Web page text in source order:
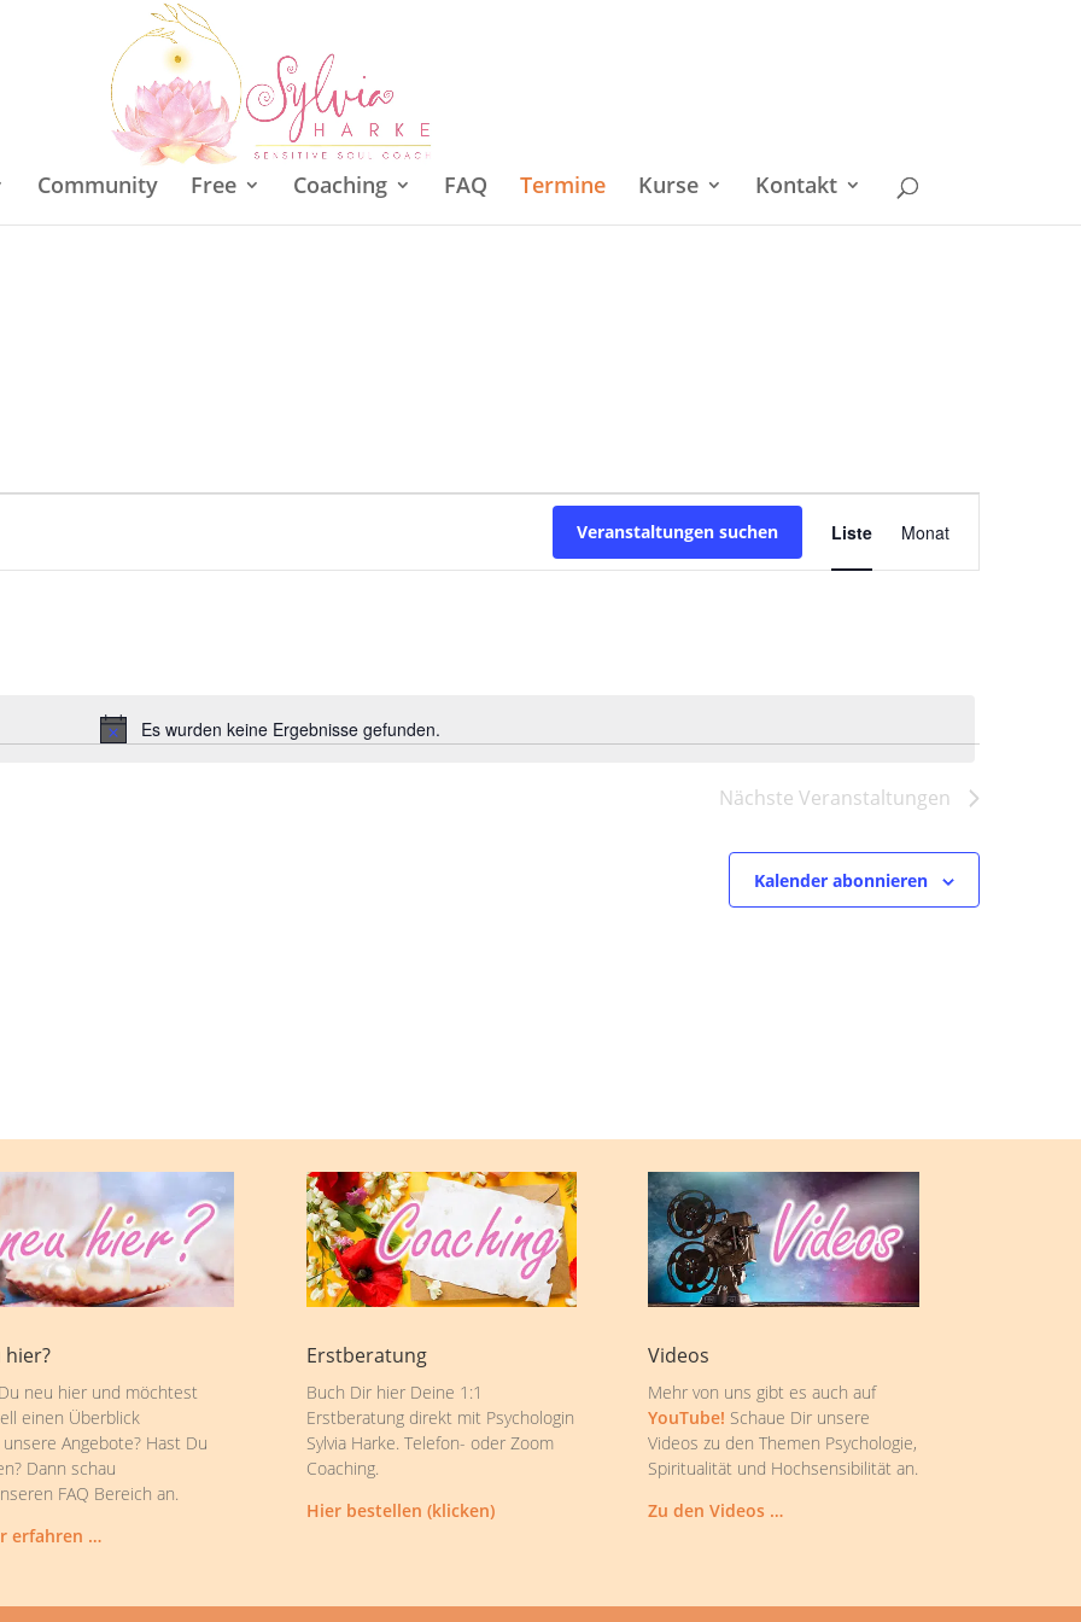
Community Free Coaching FAQ Termine Kurse Kontakt
Hinweis
Es wurden keine Ergebnisse gefunden.
Veranstaltungen suchen Ansichten-
Navigation
Liste Monat
Nächste Veranstaltungen
Kalender abonnieren
hier?
neu hier und möchtest
einen Überblick
Angebote? Hast Du
Dann schau
FAQ Bereich an.
erfahren …
Erstberatung
Buch Dir hier Deine 1:1
Erstberatung direkt mit Psychologin
Sylvia Harke. Telefon- oder Zoom
Coaching.
Hier bestellen (klicken)
Videos
Mehr von uns gibt es auch auf
YouTube! Schaue Dir unsere
Videos zu den Themen Psychologie,
Spiritualität und Hochsensibilität an.
Zu den Videos …